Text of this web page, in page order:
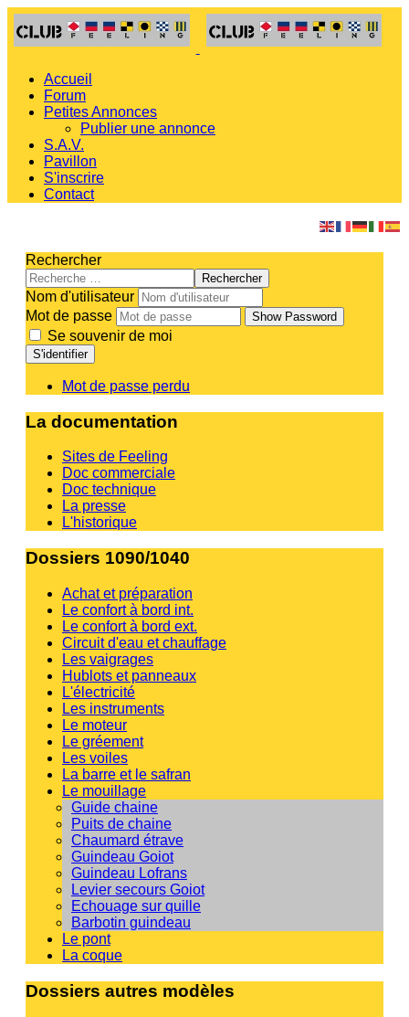
Accueil
Forum
Petites Annonces
Publier une annonce
S.A.V.
Pavillon
S'inscrire
Contact
Rechercher
Rechercher
Nom d'utilisateur
Mot de passe
Show Password
Se souvenir de moi
S'identifier
Mot de passe perdu
La documentation
Sites de Feeling
Doc commerciale
Doc technique
La presse
L'historique
Dossiers 1090/1040
Achat et préparation
Le confort à bord int.
Le confort à bord ext.
Circuit d'eau et chauffage
Les vaigrages
Hublots et panneaux
L'électricité
Les instruments
Le moteur
Le gréement
Les voiles
La barre et le safran
Le mouillage
Guide chaine
Puits de chaine
Chaumard étrave
Guindeau Goiot
Guindeau Lofrans
Levier secours Goiot
Echouage sur quille
Barbotin guindeau
Le pont
La coque
Dossiers autres modèles